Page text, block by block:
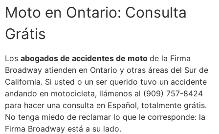
Moto en Ontario: Consulta
Grátis
Los abogados de accidentes de moto de la Firma
Broadway atienden en Ontario y otras áreas del Sur de
California. Si usted o un ser querido tuvo un accidente
andando en motocicleta, llámenos al (909) 757-8424
para hacer una consulta en Español, totalmente grátis.
No tenga miedo de reclamar lo que le corresponde: la
Firma Broadway está a su lado.